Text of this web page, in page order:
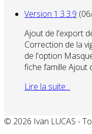
Version 1.3.3.9
Ajout de l'export
Correction de la
de l'option
fiche famille Ajout
Lire la suite...
© 2026 Ivan LUCAS -